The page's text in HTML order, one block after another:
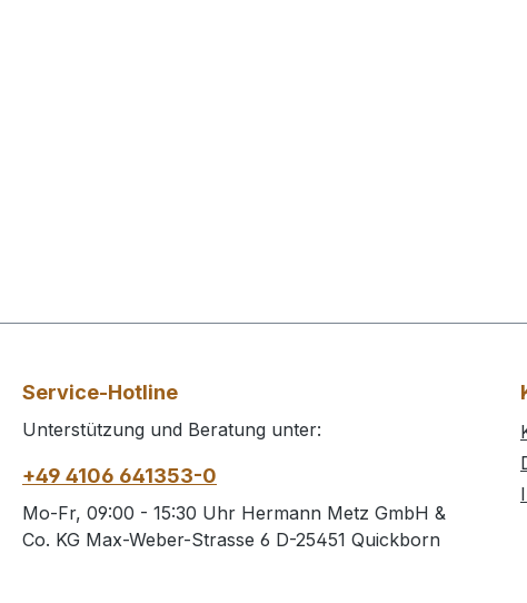
Service-Hotline
Unterstützung und Beratung unter:
+49 4106 641353-0
Mo-Fr, 09:00 - 15:30 Uhr Hermann Metz GmbH &
Co. KG Max-Weber-Strasse 6 D-25451 Quickborn